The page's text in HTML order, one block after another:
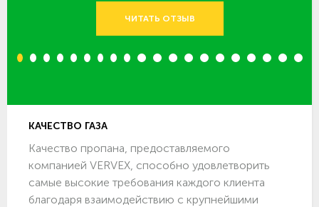
ЧИТАТЬ ОТЗЫВ
1 2 3 4 5 6 7 8 9 10 11 12 13 14 15 16 17 18 19 20
КАЧЕСТВО ГАЗА
Качество пропана, предоставляемого
компанией VERVEX, способно удовлетворить
самые высокие требования каждого клиента
благодаря взаимодействию с крупнейшими